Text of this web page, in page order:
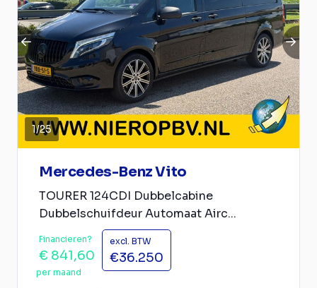
1/25
Mercedes-Benz Vito
TOURER 124CDI Dubbelcabine
Dubbelschuifdeur Automaat Airc...
Financieren?
€ 841,60
per maand
excl. BTW
€36.250